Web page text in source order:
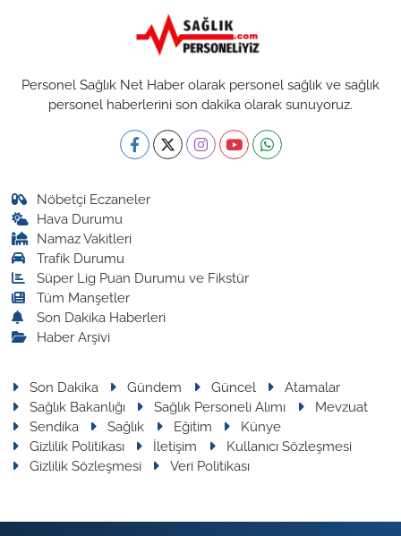
Personel Sağlık Net Haber olarak personel sağlık ve sağlık
personel haberlerini son dakika olarak sunuyoruz.
Nöbetçi Eczaneler
Hava Durumu
Namaz Vakitleri
Trafik Durumu
Süper Lig Puan Durumu ve Fikstür
Tüm Manşetler
Son Dakika Haberleri
Haber Arşivi
Son Dakika Gündem Güncel
Atamalar
Sağlık Bakanlığı
Sağlık Personeli Alımı
Mevzuat
Sendika
Sağlık Eğitim
Künye
Gizlilik Politikası
İletişim
Kullanıcı Sözleşmesi
Gizlilik Sözleşmesi
Veri Politikası